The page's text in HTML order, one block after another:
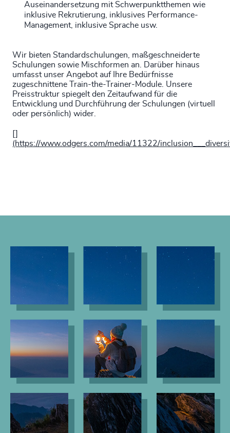
Auseinandersetzung mit Schwerpunktthemen wie
inklusive Rekrutierung, inklusives Performance-
Management, inklusive Sprache usw.
Wir bieten Standardschulungen, maßgeschneiderte
Schulungen sowie Mischformen an. Darüber hinaus
umfasst unser Angebot auf Ihre Bedürfnisse
zugeschnittene Train-the-Trainer-Module. Unsere
Preisstruktur spiegelt den Zeitaufwand für die
Entwicklung und Durchführung der Schulungen (virtuell
oder persönlich) wider.
(https://www.odgers.com/media/11322/